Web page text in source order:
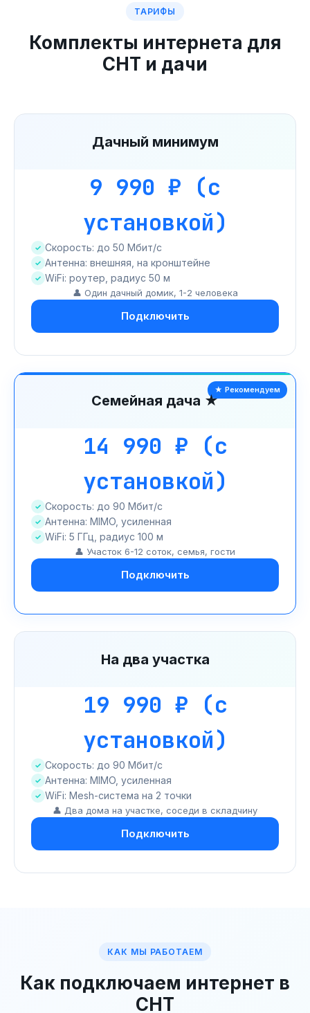
ТАРИФЫ
Комплекты интернета для
СНТ и дачи
Дачный минимум
9 990 ₽ (с
установкой)
Скорость: до 50 Мбит/с
Антенна: внешняя, на кронштейне
WiFi: роутер, радиус 50 м
👤 Один дачный домик, 1-2 человека
Подключить
★ Рекомендуем
Семейная дача ★
14 990 ₽ (с
установкой)
Скорость: до 90 Мбит/с
Антенна: MIMO, усиленная
WiFi: 5 ГГц, радиус 100 м
👤 Участок 6-12 соток, семья, гости
Подключить
На два участка
19 990 ₽ (с
установкой)
Скорость: до 90 Мбит/с
Антенна: MIMO, усиленная
WiFi: Mesh-система на 2 точки
👤 Два дома на участке, соседи в складчину
Подключить
КАК МЫ РАБОТАЕМ
Как подключаем интернет в
СНТ